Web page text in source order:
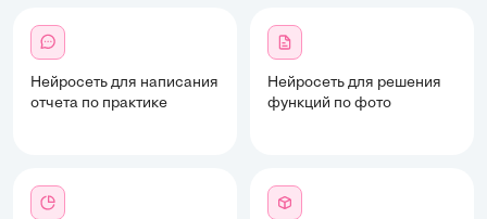
Нейросеть для написания
отчета по практике
Нейросеть для решения
функций по фото